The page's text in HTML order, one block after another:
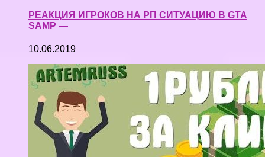
РЕАКЦИЯ ИГРОКОВ НА РП СИТУАЦИЮ В GTA
SAMP —
10.06.2019